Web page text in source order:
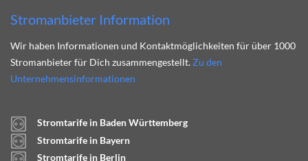
Stromanbieter Information
Wir haben Informationen und Kontaktmöglichkeiten für über 1000
Stromanbieter für Dich zusammengestellt. Zu den
Unternehmensinformationen
Stromtarife in Baden Württemberg
Stromtarife in Bayern
Stromtarife in Berlin